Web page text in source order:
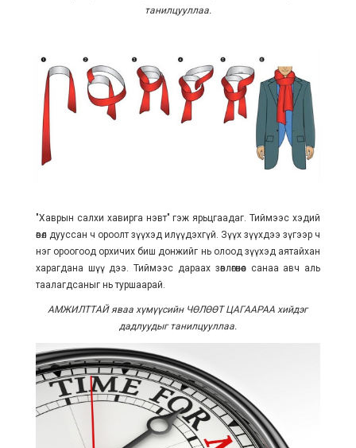
танилцууллаа.
"Хаврын салхи хавирга нэвт" гэж ярьцгаадаг. Тиймээс хэдий
өвөл дууссан ч ороолт зүүхэд илүүдэхгүй. Зүүх зүүхдээ зүгээр ч
нэг ороогоод орхичих биш донжийг нь олоод зүүхэд аятайхан
харагдана шүү дээ. Тиймээс дараах зөвлөгөөнөөс санаа авч аль
таалагдсаныг нь туршаарай.
АМЖИЛТТАЙ яваа хүмүүсийн ЧӨЛӨӨТ ЦАГААРАА хийдэг
дадлуудыг танилцууллаа.